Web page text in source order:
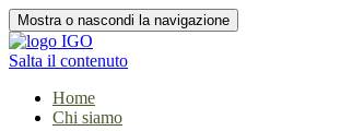
Mostra o nascondi la navigazione
Salta il contenuto
Home
Chi siamo